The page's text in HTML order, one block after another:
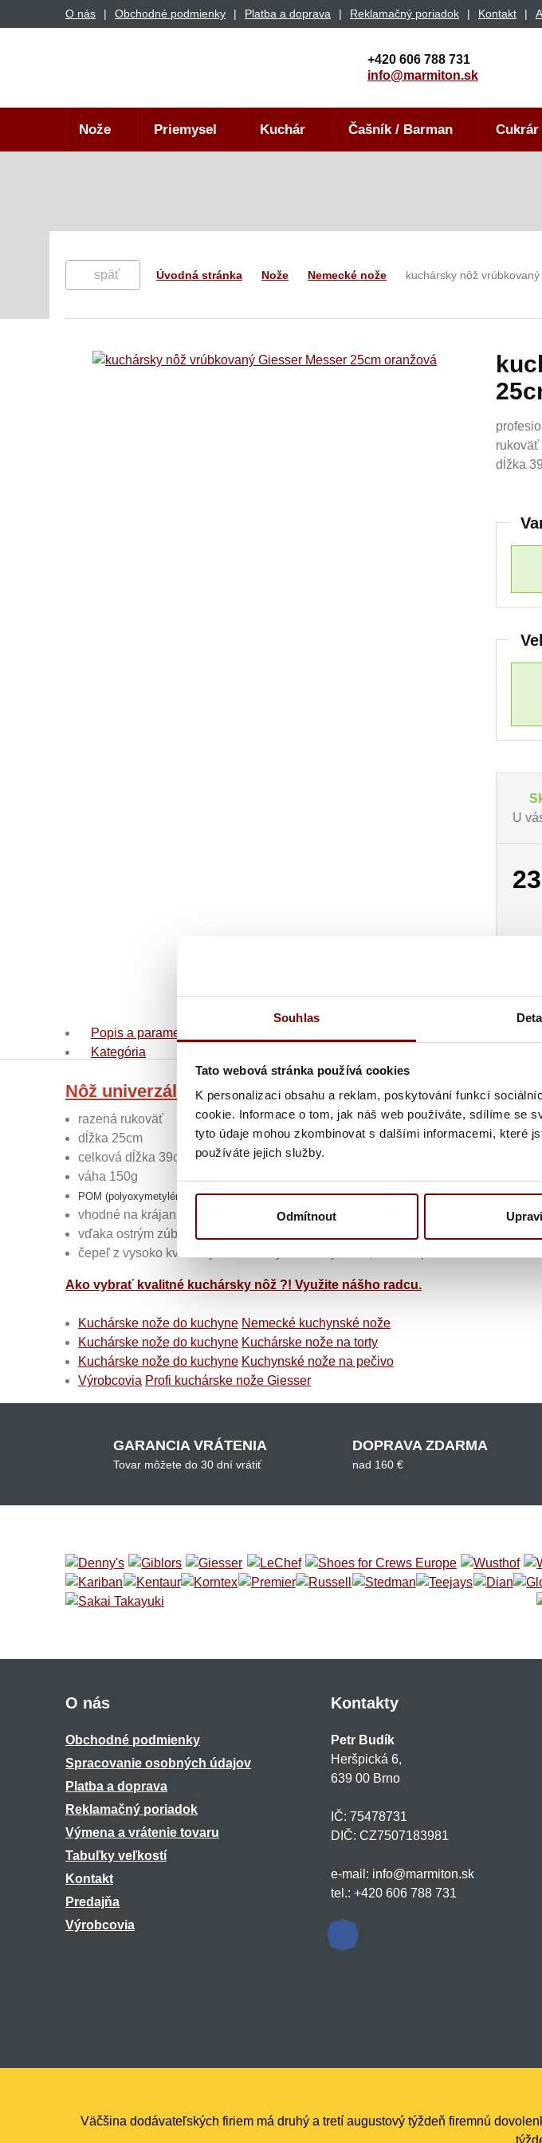
Souhlas
Tato webová stránka používá cookies
K personalizaci obsahu a reklam, poskytování funkcí
cookie. Informace o tom, jak náš web používáte, sdílíme se
tyto údaje mohou zkombinovat s dalšími informacemi, které
používáte jejich služby.
Odmítnout
O nás Obchodné podmienky Platba a doprava Reklamačný poriadok Kontakt
+420 606 788 731
info@marmiton.sk
Nože Priemysel Kuchár Čašník / Barman Cukrár
späť Úvodná stránka Nože Nemecké nože kuchársky nôž
rukoväť
dĺžka
U
Popis a parametre
Kategória
Nôž univerzálny vrúbkovaný Giesser Messer
razená rukoväť
dĺžka 25cm
celková dĺžka 39cm
váha 150g
POM (polyoxymetylénu) rukoväť
vhodné na krájanie chleba, knedlí, zeleniny, ovocia
vďaka ostrým zúbkom výborne prechádza aj tvrdou šupkou alebo kôrou
čepeľ z vysoko kvalitnej chróm-molybdénovej ocele, tvrdená pod tlakom na
Ako vybrať kvalitné kuchársky nôž ?! Využite nášho radcu.
Kuchárske nože do kuchyne Nemecké kuchynské nože
Kuchárske nože do kuchyne Kuchárske nože na torty
Kuchárske nože do kuchyne Kuchynské nože na pečivo
Výrobcovia Profi kuchárske nože Giesser
GARANCIA VRÁTENIA
Tovar môžete do 30 dní vrátiť
DOPRAVA ZDARMA
nad 160 €
O nás
Obchodné podmienky
Spracovanie osobných údajov
Platba a doprava
Reklamačný poriadok
Výmena a vrátenie tovaru
Tabuľky veľkostí
Kontakt
Predajňa
Výrobcovia
Kontakty
Petr Budík
Heršpická 6,
639 00 Brno
IČ: 75478731
DIČ: CZ7507183981
e-mail: info@marmiton.sk
tel.: +420 606 788 731
Všetky práva vyhradené © 2026 marmiton.sk
realizáciaShean.cz
Väčšina dodávateľských firiem má druhý a tretí augustový týždeň firemnú